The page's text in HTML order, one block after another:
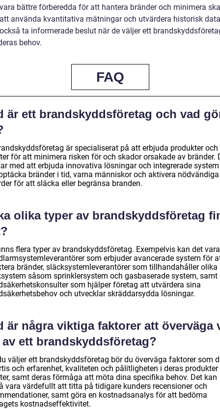
bättre förberedda för att hantera bränder och minimera
använda kvantitativa mätningar och utvärdera historisk
ta informerade beslut när de väljer ett
behov.
FAQ
är ett brandskyddsföretag och vad
är specialiserat på att erbjuda produkter och
för att minimera risken för och skador orsakade av bränder.
med att erbjuda innovativa lösningar och integrerade
bränder i tid, varna människor och aktivera nödvändiga
för att släcka eller begränsa branden.
olika typer av brandskyddsföretag
flera typer av brandskyddsföretag. Exempelvis kan det vara
som erbjuder avancerade system för
bränder, släcksystemleverantörer som tillhandahåller olika
såsom sprinklersystem och gasbaserade system, samt
som hjälper företag att utvärdera sina
och utvecklar skräddarsydda lösningar.
är några viktiga faktorer att överväga
ett brandskyddsföretag?
väljer ett brandskyddsföretag bör du överväga faktorer som
och erfarenhet, kvaliteten och pålitligheten i deras produkter
samt deras förmåga att möta dina specifika behov. Det kan
vara värdefullt att titta på tidigare kunders recensioner och
samt göra en kostnadsanalys för att bedöma
kostnadseffektivitet.